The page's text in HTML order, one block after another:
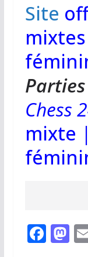
Site
mixtes
Chess
mixte |
F M